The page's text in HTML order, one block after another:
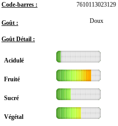
Code-barres : 7610113023129
Goût : Doux
Goût Détail :
Acidulé
Fruité
Sucré
Végétal